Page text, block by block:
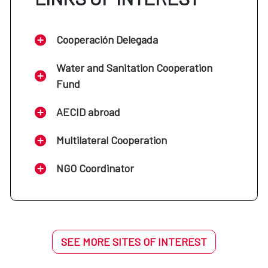
Centro Cultural de España en San
Salvador: El Salvador
Centro Cultural de España en Santo
Centro Cultural de España en Asunción:
Paraguay
Cooperación Delegada
Water and Sanitation Cooperation
Fund
AECID abroad
Multilateral Cooperation
NGO Coordinator
SEE MORE SITES OF INTEREST